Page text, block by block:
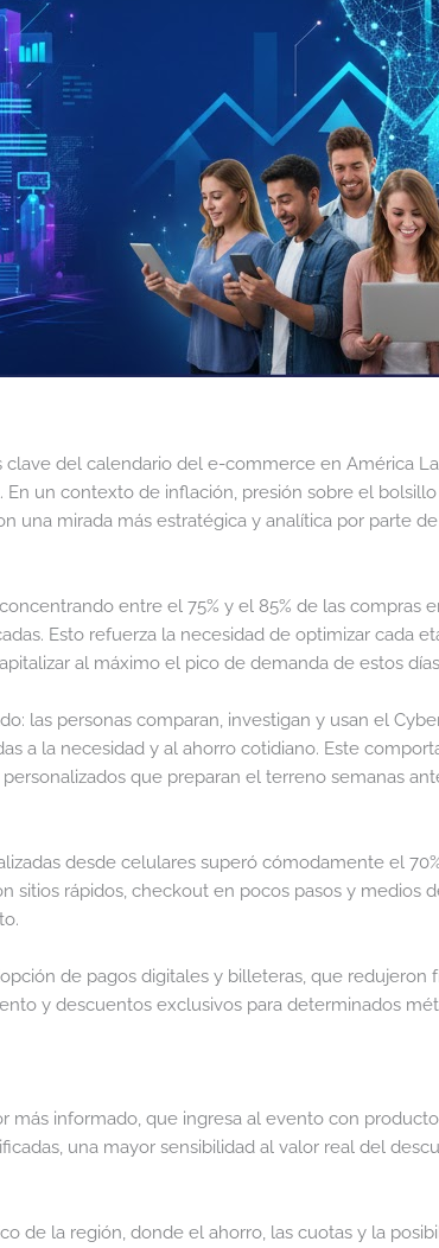
del calendario del e-commerce en América
un contexto de inflación, presión sobre el
mirada más estratégica y analítica por parte de
entre el 75% y el 85% de las compras
Esto refuerza la necesidad de optimizar cada
al máximo el pico de demanda de estos
las personas comparan, investigan y usan el
a la necesidad y al ahorro cotidiano. Este
que preparan el terreno semanas
desde celulares superó cómodamente el
sitios rápidos, checkout en pocos pasos y medios
de pagos digitales y billeteras, que
y descuentos exclusivos para determinados
más informado, que ingresa al evento con
una mayor sensibilidad al valor real del
de la región, donde el ahorro, las cuotas y la